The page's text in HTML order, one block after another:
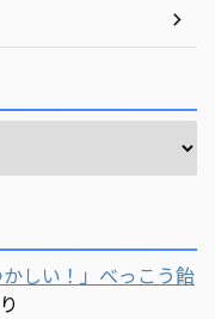
しい！」べっこう飴